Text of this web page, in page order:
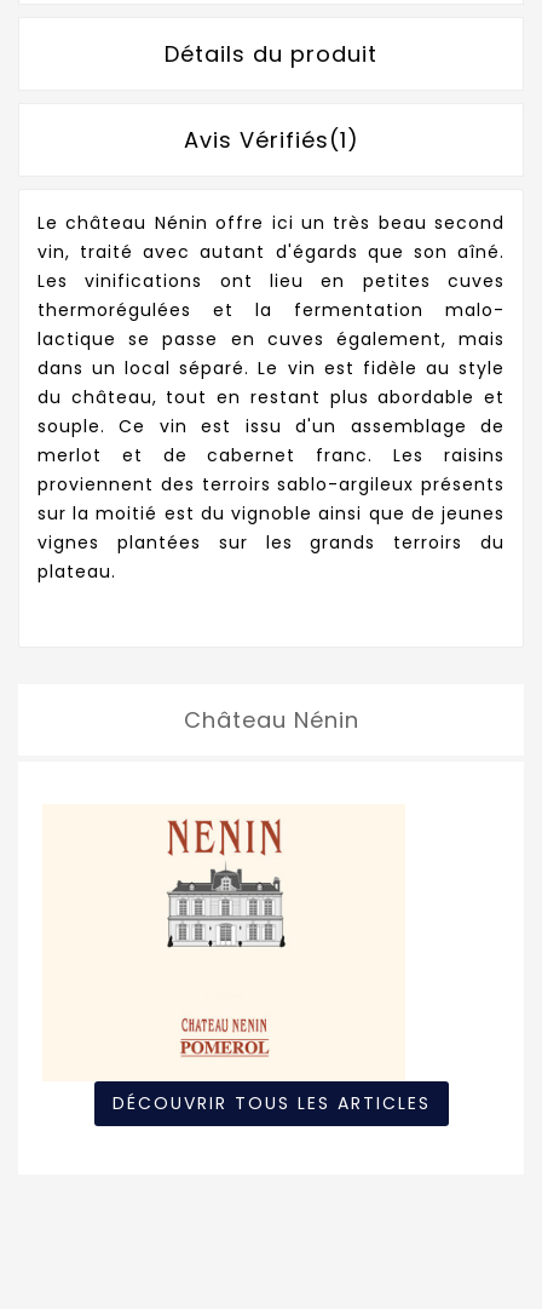
Détails du produit
Avis Vérifiés(1)
Le château Nénin offre ici un très beau second
vin, traité avec autant d'égards que son aîné.
Les vinifications ont lieu en petites cuves
thermorégulées et la fermentation malo-
lactique se passe en cuves également, mais
dans un local séparé. Le vin est fidèle au style
du château, tout en restant plus abordable et
souple. Ce vin est issu d'un assemblage de
merlot et de cabernet franc. Les raisins
proviennent des terroirs sablo-argileux présents
sur la moitié est du vignoble ainsi que de jeunes
vignes plantées sur les grands terroirs du
plateau.
Château Nénin
DÉCOUVRIR TOUS LES ARTICLES